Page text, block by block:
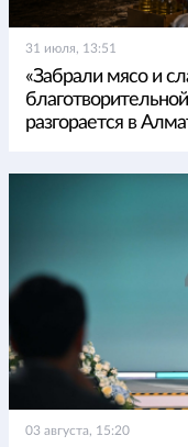
31 июля, 13:51
«Забрали мясо и
разгорается в
03 августа, 15:20